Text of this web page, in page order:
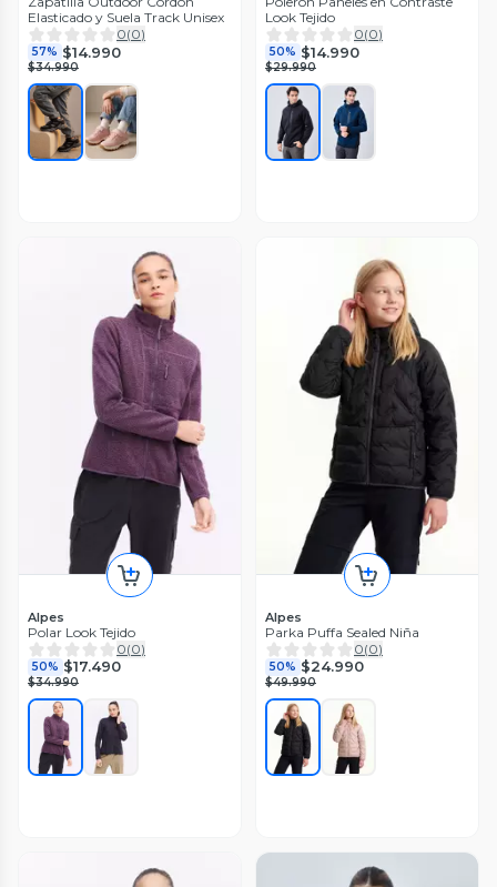
Elasticado y Suela Track Unisex
0(0)
57% $14.990
$34.990
Look Tejido
0(0)
50% $14.990
$29.990
Alpes
Polar Look Tejido
0(0)
50% $17.490
$34.990
Alpes
Parka Puffa Sealed Niña
0(0)
50% $24.990
$49.990